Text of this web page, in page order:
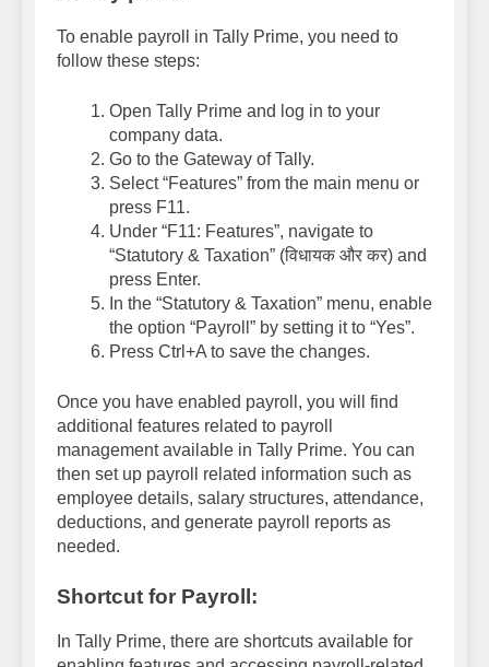
To enable payroll in Tally Prime, you need to
follow these steps:
Open Tally Prime and log in to your
company data.
Go to the Gateway of Tally.
Select “Features” from the main menu or
press F11.
Under “F11: Features”, navigate to
“Statutory & Taxation” (विधायक और कर) and
press Enter.
In the “Statutory & Taxation” menu, enable
the option “Payroll” by setting it to “Yes”.
Press Ctrl+A to save the changes.
Once you have enabled payroll, you will find
additional features related to payroll
management available in Tally Prime. You can
then set up payroll related information such as
employee details, salary structures, attendance,
deductions, and generate payroll reports as
needed.
Shortcut for Payroll:
In Tally Prime, there are shortcuts available for